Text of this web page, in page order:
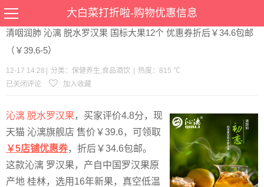
大白菜打折啦-购物优惠信息
当前位置： 优惠>保健养生食品酒饮>文章详情
清咽润肺 沁漓 脱水罗汉果 国标大果12个 优惠券折后￥34.6包邮
（￥39.6-5）
12-17 14:28 分类： 保健养生,食品酒饮
热度：815 ℃
已关闭评论
加入收藏
沁漓 脱水罗汉果 ，买家评价4.8分，现
天猫 沁漓旗舰店 售价￥39.6，可领取
￥5店铺优惠券，折后￥34.6包邮。
这款沁漓 罗汉果，产自中国罗汉果原
产地 桂林，选用16年新果，真空低温